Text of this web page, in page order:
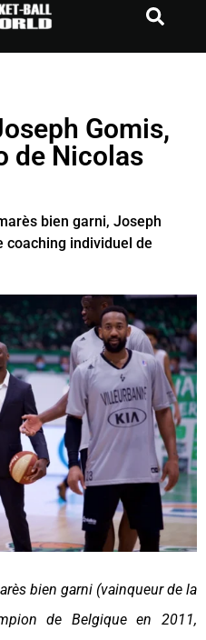
Gomis,
de Nicolas
bien garni, Joseph
coaching individuel de
bien garni (vainqueur de la
de Belgique en 2011,